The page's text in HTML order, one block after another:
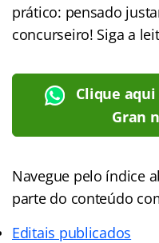
prático: pensado
concurseiro! Siga a
Clique
Gran
Navegue pelo índice
parte do conteúdo
Editais publicados